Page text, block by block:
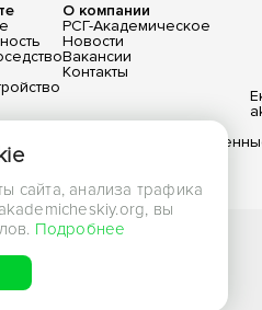
сайта, анализа трафика
вы
Подробнее
О компании
РСГ-Академическое
Новости
Вакансии
Контакты
437 ГК РФ. Все